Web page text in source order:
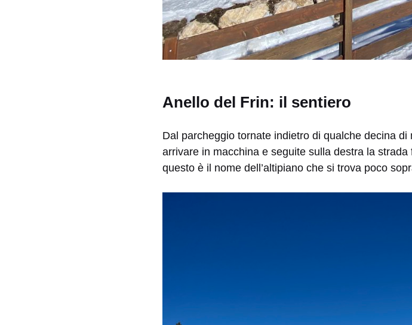
Anello del Frin: il sentiero
Dal parcheggio tornate indietro di qualche decina
arrivare in macchina e seguite sulla destra la
questo è il nome dell’altipiano che si trova poco